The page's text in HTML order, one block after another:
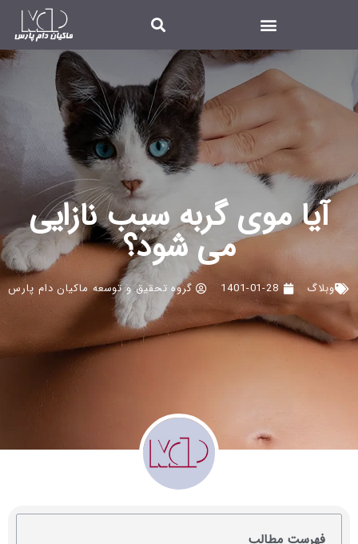
آیا موی گربه سبب نازایی
می شود؟
وبلاگ 1401-01-28 گروه تحقیق و توسعه ماکیان دام پارس
فهرست مطالب